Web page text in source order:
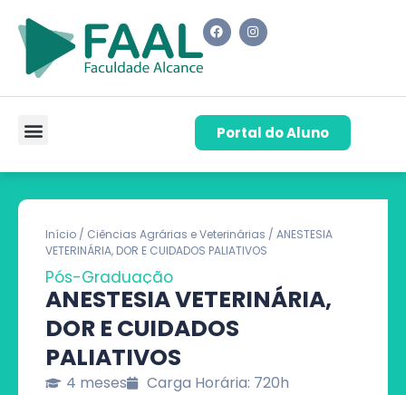
Portal do Aluno
Início / Ciências Agrárias e Veterinárias / ANESTESIA
VETERINÁRIA, DOR E CUIDADOS PALIATIVOS
Pós-Graduação
ANESTESIA VETERINÁRIA,
DOR E CUIDADOS
PALIATIVOS
4 meses Carga Horária: 720h